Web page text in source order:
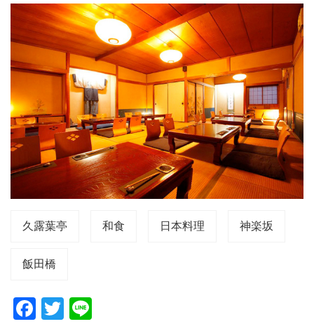
久露葉亭 和食 日本料理 神楽坂
飯田橋
F
T